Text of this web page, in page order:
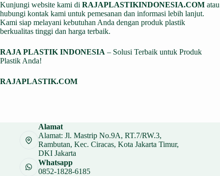
Kunjungi website kami di RAJAPLASTIKINDONESIA.COM atau
hubungi kontak kami untuk pemesanan dan informasi lebih lanjut.
Kami siap melayani kebutuhan Anda dengan produk plastik
berkualitas tinggi dan harga terbaik.
RAJA PLASTIK INDONESIA – Solusi Terbaik untuk Produk
Plastik Anda!
RAJAPLASTIK.COM
Alamat
Alamat: Jl. Mastrip No.9A, RT.7/RW.3,
Rambutan, Kec. Ciracas, Kota Jakarta Timur,
DKI Jakarta
Whatsapp
0852-1828-6185